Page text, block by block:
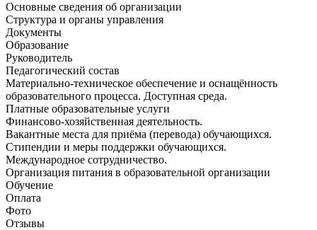
Основные сведения об организации
Структура и органы управления
Документы
Образование
Руководитель
Педагогический состав
Материально-техническое обеспечение и оснащённость
образовательного процесса. Доступная среда.
Платные образовательные услуги
Финансово-хозяйственная деятельность.
Вакантные места для приёма (перевода) обучающихся.
Стипендии и меры поддержки обучающихся.
Международное сотрудничество.
Организация питания в образовательной организации
Обучение
Оплата
Фото
Отзывы